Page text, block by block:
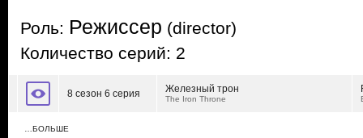
Роль: Режиссер (director)
Количество серий: 2
8 сезон 6 серия Железный трон
The Iron Throne
…БОЛЬШЕ